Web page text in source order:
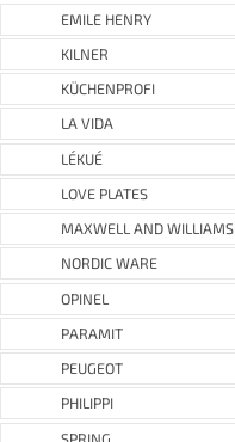
EMILE HENRY
KILNER
KÜCHENPROFI
LA VIDA
LÉKUÉ
LOVE PLATES
MAXWELL AND WILLIAMS
NORDIC WARE
OPINEL
PARAMIT
PEUGEOT
PHILIPPI
SPRING